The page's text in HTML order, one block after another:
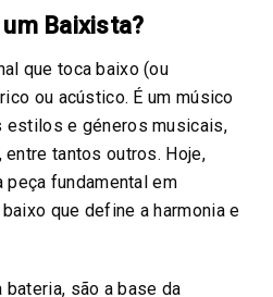
Baixista?
que toca baixo (ou
ou acústico. É um músico
estilos e géneros musicais,
tantos outros. Hoje,
fundamental em
que define a harmonia e
bateria, são a base da